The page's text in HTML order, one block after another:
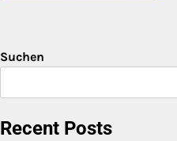
Suchen
Recent Posts